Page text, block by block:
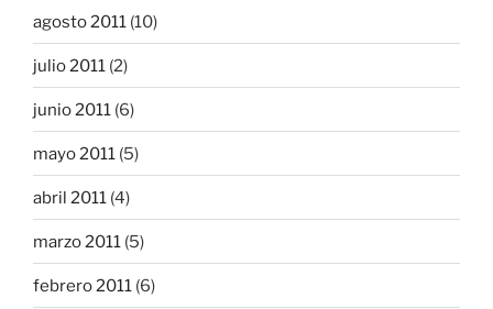
agosto 2011 (10)
julio 2011 (2)
junio 2011 (6)
mayo 2011 (5)
abril 2011 (4)
marzo 2011 (5)
febrero 2011 (6)